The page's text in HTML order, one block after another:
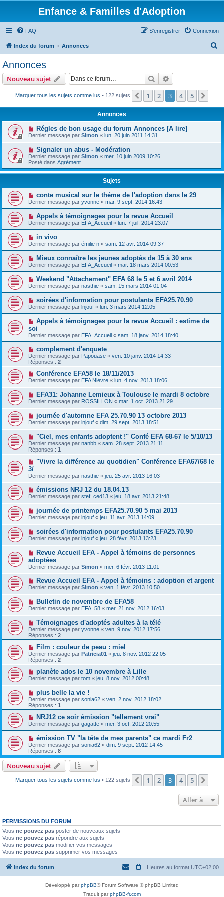
Enfance & Familles d'Adoption
FAQ Connexion
S’enregistrer
Index du forum Annonces
e
Annonces
Nouveau sujet Rechercher
Marquer tous les sujets comme lus • 122 sujets Précédente
1 2 3 4 5
Annonces
Régles de bon usage du forum Annonces [A lire]
Dernier message par Simon « lun. 20 juin 2011 14:31
Signaler un abus - Modération
Dernier message par Simon « mer. 10 juin 2009 10:26
Posté dans Agrément
Sujets
conte musical sur le théme de l'adoption dans le 29
Dernier message par yvonne « mar. 9 sept. 2014 16:43
Appels à témoignages pour la revue Accueil
Dernier message par EFA_Accueil « lun. 7 juil. 2014 23:07
in vivo
Dernier message par émilie n « sam. 12 avr. 2014 09:37
Mieux connaître les jeunes adoptés de 15 à 30 ans
Dernier message par EFA_Accueil « mar. 18 mars 2014 00:53
Weekend "Attachement" EFA 68 le 5 et 6 avril 2014
Dernier message par nasthie « sam. 15 mars 2014 01:04
soirées d'information pour postulants EFA25.70.90
Dernier message par lnjouf « lun. 3 mars 2014 12:05
Appels à témoignages pour la revue Accueil : estime de
soi
Dernier message par EFA_Accueil « sam. 18 janv. 2014 18:40
complement d'enquete
Dernier message par Papouase « ven. 10 janv. 2014 14:33
Réponses : 2
Conférence EFA58 le 18/11/2013
Dernier message par EFA Nièvre « lun. 4 nov. 2013 18:06
EFA31: Johanne Lemieux à Toulouse le mardi 8 octobre
Dernier message par ROSSILLON « mar. 1 oct. 2013 21:29
journée d'automne EFA 25.70.90 13 octobre 2013
Dernier message par lnjouf « dim. 29 sept. 2013 18:51
"Ciel, mes enfants adoptent !" Confé EFA 68-67 le 5/10/13
Dernier message par nanbb « sam. 28 sept. 2013 21:11
Réponses : 1
"Vivre la différence au quotidien" Conférence EFA67/68 le
3/
Dernier message par nasthie « jeu. 25 avr. 2013 16:03
émissions NRJ 12 du 18.04.13
Dernier message par stef_ced13 « jeu. 18 avr. 2013 21:48
journée de printemps EFA25.70.90 5 mai 2013
Dernier message par lnjouf « jeu. 11 avr. 2013 14:09
soirées d'information pour postulants EFA25.70.90
Dernier message par lnjouf « jeu. 28 févr. 2013 13:23
Revue Accueil EFA - Appel à témoins de personnes
adoptées
Dernier message par Simon « mer. 6 févr. 2013 11:01
Revue Accueil EFA - Appel à témoins : adoption et argent
Dernier message par Simon « ven. 1 févr. 2013 10:50
Bulletin de novembre de EFA58
Dernier message par EFA_58 « mer. 21 nov. 2012 16:03
Témoignages d'adoptés adultes à la télé
Dernier message par yvonne « ven. 9 nov. 2012 17:56
Réponses : 2
Film : couleur de peau : miel
Dernier message par Patricia01 « jeu. 8 nov. 2012 22:05
Réponses : 2
planète ados le 10 novembre à Lille
Dernier message par tom « jeu. 8 nov. 2012 00:48
plus belle la vie !
Dernier message par sonia62 « ven. 2 nov. 2012 18:02
Réponses : 1
NRJ12 ce soir émission "tellement vrai"
Dernier message par gagatte « mer. 3 oct. 2012 20:55
émission TV "la tête de mes parents" ce mardi Fr2
Dernier message par sonia62 « dim. 9 sept. 2012 14:45
Réponses : 8
Nouveau sujet
Marquer tous les sujets comme lus • 122 sujets Précédente
1 2 3 4 5
Aller à
PERMISSIONS DU FORUM
Vous ne pouvez pas poster de nouveaux sujets
Vous ne pouvez pas répondre aux sujets
Vous ne pouvez pas modifier vos messages
Vous ne pouvez pas supprimer vos messages
Index du forum Heures au format UTC+02:00
Développé parphpBB® Forum Software © phpBB Limited
Traduit parphpBB-fr.com